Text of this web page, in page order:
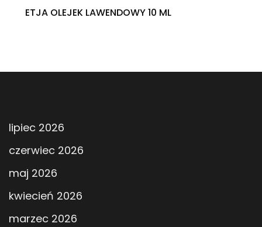
ETJA OLEJEK LAWENDOWY 10 ML
lipiec 2026
czerwiec 2026
maj 2026
kwiecień 2026
marzec 2026